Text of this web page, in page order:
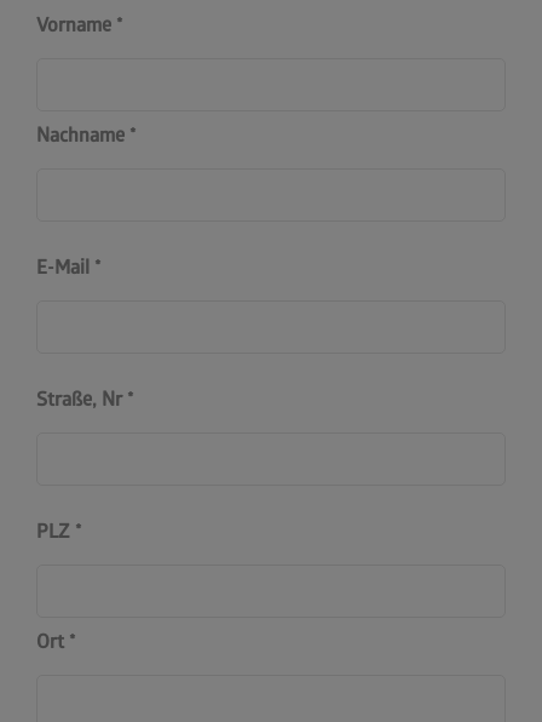
Vorname
Nachname
E-Mail
Straße, Nr
PLZ
Ort